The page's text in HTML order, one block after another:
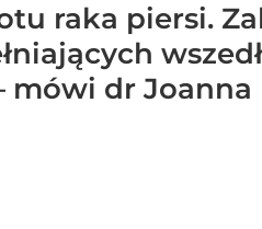
raka piersi.
dr